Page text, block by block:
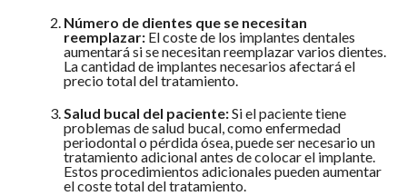
Número de dientes que se necesitan
reemplazar:El coste de los implantes dentales
aumentará si se necesitan reemplazar varios dientes.
La cantidad de implantes necesarios afectará el
precio total del tratamiento.
Salud bucal del paciente:Si el paciente tiene
problemas de salud bucal, como enfermedad
periodontal o pérdida ósea, puede ser necesario un
tratamiento adicional antes de colocar el implante.
Estos procedimientos adicionales pueden aumentar
el coste total del tratamiento.